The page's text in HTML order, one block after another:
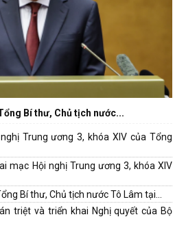
Bí thư, Chủ tịch nước...
Trung ương 3, khóa XIV của Tổng
mạc Hội nghị Trung ương 3, khóa XIV
Bí thư, Chủ tịch nước Tô Lâm tại...
triệt và triển khai Nghị quyết của Bộ